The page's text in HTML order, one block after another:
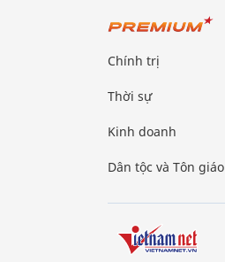
Chính trị
Thời sự
Kinh doanh
Dân tộc và Tôn giáo